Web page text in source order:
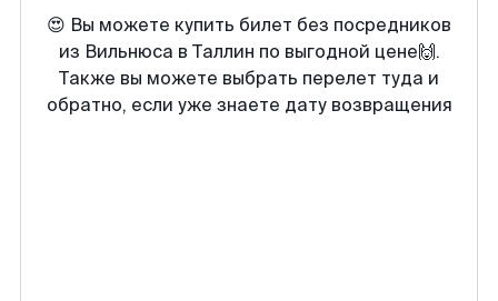
😍 Вы можете купить билет без посредников
из Вильнюса в Таллин по выгодной цене🙌.
Также вы можете выбрать перелет туда и
обратно, если уже знаете дату возвращения